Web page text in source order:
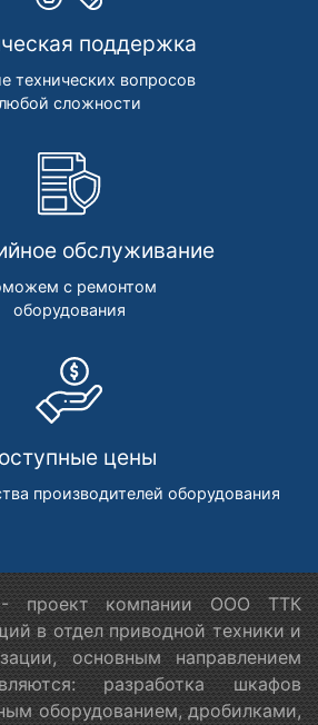
поддержка
технических вопросов
сложности
обслуживание
с ремонтом
оборудования
цены
производителей оборудования
проект компании ООО ТТК
в отдел приводной техники и
основным направлением
разработка шкафов
оборудованием, дробилками,